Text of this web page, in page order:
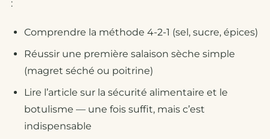
:
Comprendre la méthode 4-2-1 (sel, sucre, épices)
Réussir une première salaison sèche simple
(magret séché ou poitrine)
Lire l’article sur la sécurité alimentaire et le
botulisme — une fois suffit, mais c’est
indispensable